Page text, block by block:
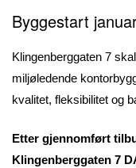
Byggestart
Klingenberggaten 7
miljøledende
kvalitet, fleksibilitet og
Etter gjennomført
Klingenberggaten 7